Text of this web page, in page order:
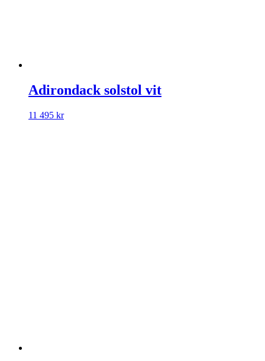
Adirondack solstol vit
11 495 kr